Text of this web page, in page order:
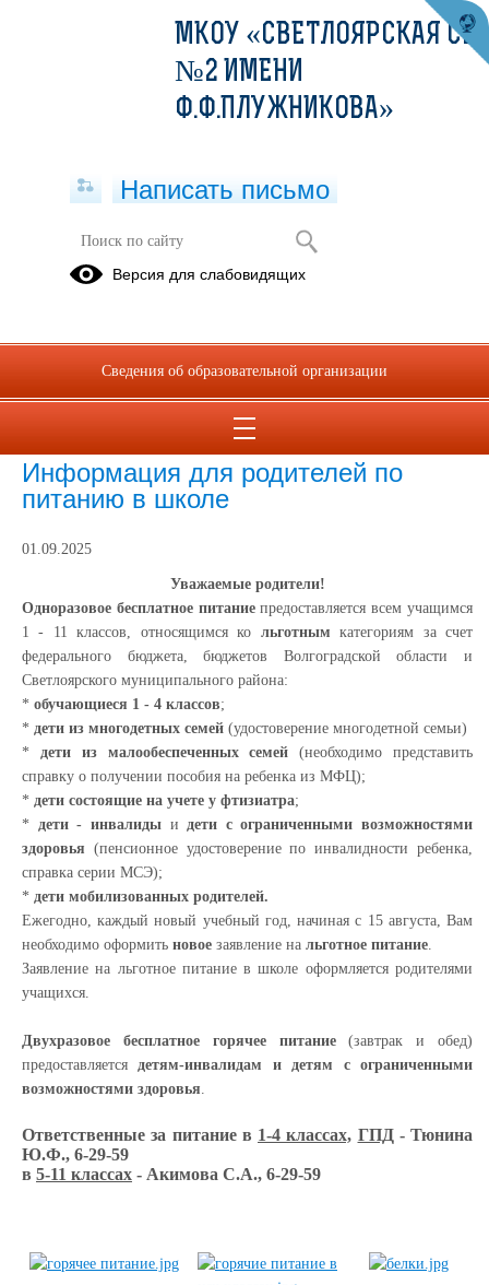
Питание
организации
питания
Информация для родителей по
питанию в школе
01.09.2025
Уважаемые родители!
Одноразовое бесплатное питаниепредоставляется всем учащимся
1 - 11 классов, относящимся ко льготнымкатегориям за счет
федерального бюджета, бюджетов Волгоградской области и
Светлоярского муниципального района:
* обучающиеся 1 - 4 классов;
* дети из многодетных семей (удостоверение многодетной семьи)
* дети измалообеспеченных семей (необходимо представить
справку о получении пособия на ребенка из МФЦ);
* дети состоящие на учете у фтизиатра;
* дети - инвалидыидети с ограниченными возможностями
здоровья (пенсионное удостоверение по инвалидности ребенка,
справка серии МСЭ);
* дети мобилизованных родителей.
Ежегодно, каждый новый учебный год, начиная с 15 августа, Вам
необходимо оформить новое заявление на льготное питание.
Заявление на льготное питание в школе оформляется родителями
учащихся.
Двухразовое бесплатное горячее питание(завтрак и обед)
предоставляетсядетям-инвалидам и детям с ограниченными
возможностями здоровья.
Ответственные за питание в 1-4 классах, ГПД- Тюнина
Ю.Ф., 6-29-59
в 5-11 классах - Акимова С.А., 6-29-59
МКОУ «СВЕТЛОЯРСКАЯ СШ
№2 ИМЕНИ
Ф.Ф.ПЛУЖНИКОВА»
Написать письмо
Версия для слабовидящих
Сведения об образовательной организации